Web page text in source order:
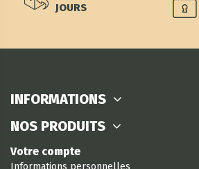
JOURS
INFORMATIONS
NOS PRODUITS
Votre compte
Informations personnelles